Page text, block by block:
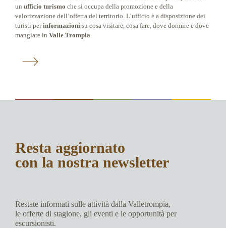
un ufficio turismo che si occupa della promozione e della
valorizzazione dell’offerta del territorio. L’ufficio è a disposizione dei
turisti perinformazionisu cosa visitare, cosa fare, dove dormire e dove
mangiare in Valle Trompia.
Resta aggiornato
con la nostra newsletter
Restate informati sulle attività dalla Valletrompia,
le offerte di stagione, gli eventi e le opportunità per
escursionisti.